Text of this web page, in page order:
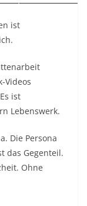
ist
Videos
ist
Lebenswerk.​
Die Persona
das Gegenteil.
Ohne